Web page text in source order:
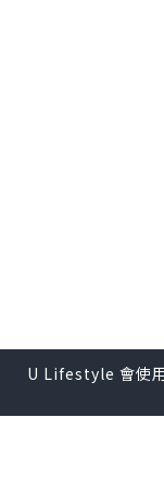
U Lifestyle 會使